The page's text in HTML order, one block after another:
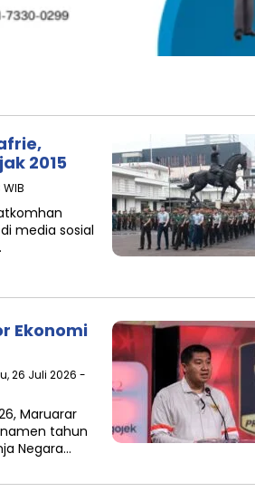
2015
media sosial
Ekonomi
26 Juli 2026 -
Maruarar
tahun
Negara…